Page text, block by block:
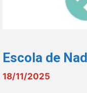
Escola de
18/11/2025